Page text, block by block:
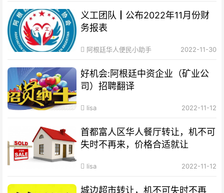
义工团队┃公布2022年11月份财
务报表
阿根廷华人便民小助手 2022-11-30
好机会:阿根廷中资企业（矿业公
司）招聘翻译
lisa 2022-11-12
首都富人区华人餐厅转让，机不可
失时不再来，价格合适就让
lisa 2022-11-12
城边超市转让，机不可失时不再